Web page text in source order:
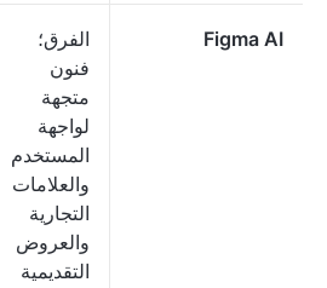
Figma AI
الفرق؛
فنون
متجهة
لواجهة
المستخدم
والعلامات
التجارية
والعروض
التقديمية